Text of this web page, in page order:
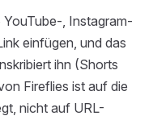
, Instagram-
einfügen, und das
ihn (Shorts
Fireflies ist auf die
nicht auf URL-